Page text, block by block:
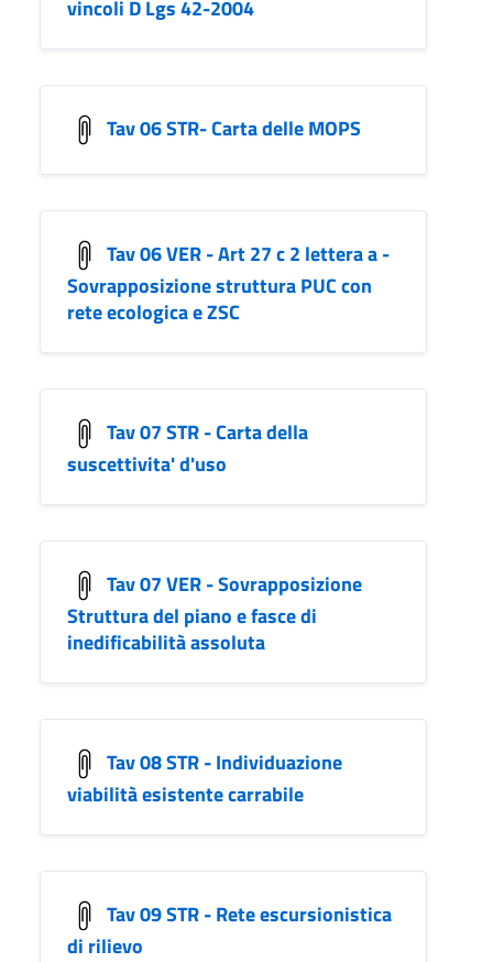
vincoli D Lgs 42-2004
Tav 06 STR- Carta delle MOPS
Tav 06 VER - Art 27 c 2 lettera a -
Sovrapposizione struttura PUC con
rete ecologica e ZSC
Tav 07 STR - Carta della
suscettivita' d'uso
Tav 07 VER - Sovrapposizione
Struttura del piano e fasce di
inedificabilità assoluta
Tav 08 STR - Individuazione
viabilità esistente carrabile
Tav 09 STR - Rete escursionistica
di rilievo